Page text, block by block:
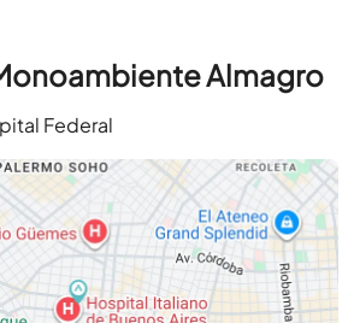
Almagro
Federal